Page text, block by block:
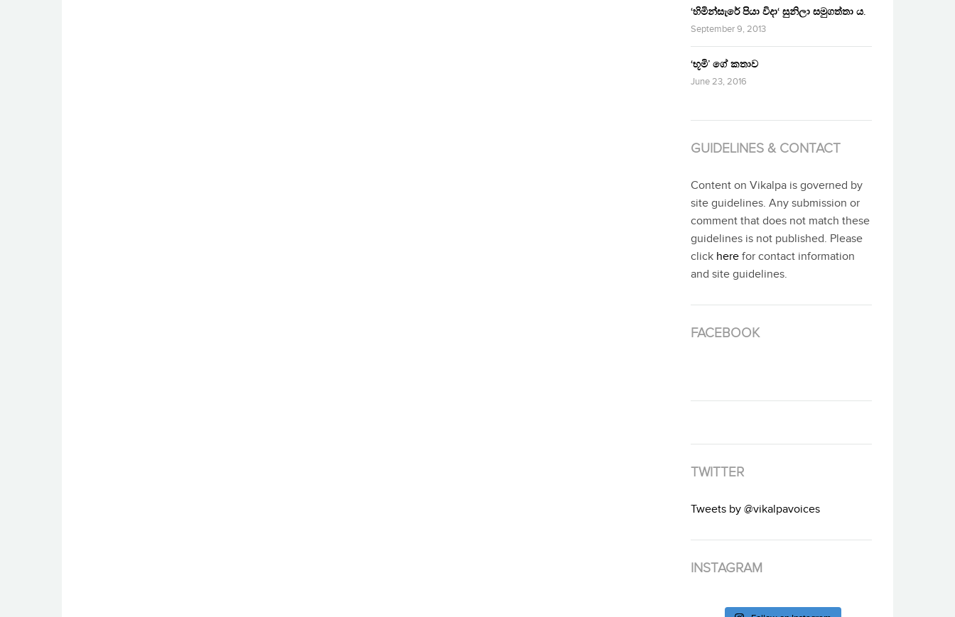
‘හිමින්සැරේ පියා විදා‘ සුනිලා සමුගත්තා ය.
September 9, 2013
‘භූමි’ ගේ කතාව
June 23, 2016
GUIDELINES & CONTACT
Content on Vikalpa is governed by
site guidelines. Any submission or
comment that does not match these
guidelines is not published. Please
click here for contact information
and site guidelines.
FACEBOOK
TWITTER
Tweets by @vikalpavoices
INSTAGRAM